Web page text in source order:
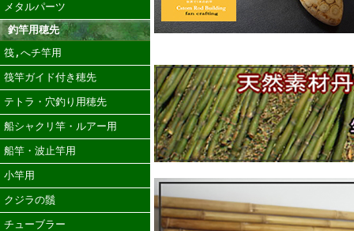
メタルパーツ
釣竿用穂先
筏,へチ竿用
筏竿ガイド付き穂先
テトラ・穴釣り用穂先
船シャクリ竿・ルアー用
船竿・波止竿用
小竿用
クジラの鬚
チューブラー